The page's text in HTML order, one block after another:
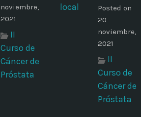
noviembre,
2021
II
Curso de
Cáncer de
Próstata
Posted on
20
noviembre,
2021
II
Curso de
Cáncer de
Próstata